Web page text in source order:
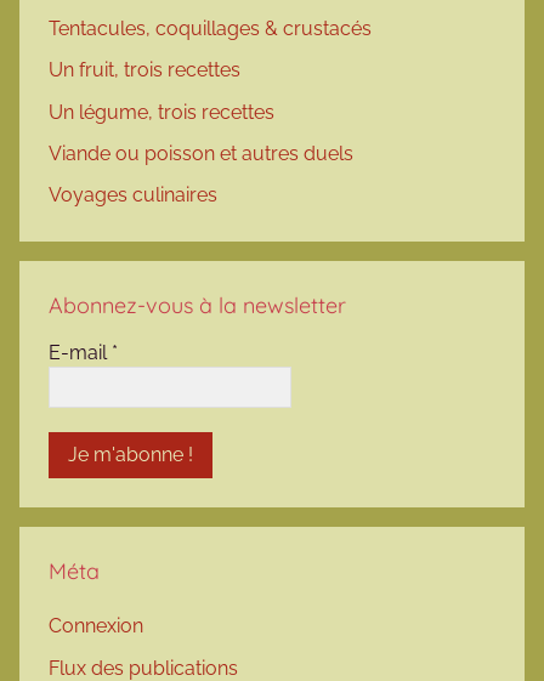
Tentacules, coquillages & crustacés
Un fruit, trois recettes
Un légume, trois recettes
Viande ou poisson et autres duels
Voyages culinaires
Abonnez-vous à la newsletter
E-mail *
Méta
Connexion
Flux des publications